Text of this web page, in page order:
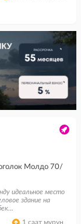
Молдо 70/
идеальное место
здание на
1 саат мурун